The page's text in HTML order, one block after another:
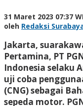
31 Maret 2023 07:37
oleh Redaksi
Jakarta,
Pertamina, PT
Indonesia selaku
uji coba
(CNG) sebagai
sepeda motor.